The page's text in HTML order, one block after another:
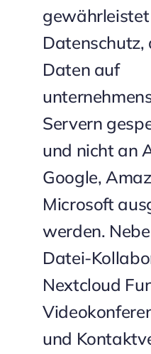
Datenschutz,
Daten auf
Servern
und nicht an
Google,
Microsoft
werden.
Datei-
Nextcloud
und